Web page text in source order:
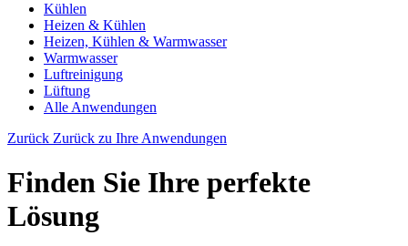
Kühlen
Heizen & Kühlen
Heizen, Kühlen & Warmwasser
Warmwasser
Luftreinigung
Lüftung
Alle Anwendungen
Zurück Zurück zu Ihre Anwendungen
Finden Sie Ihre perfekte
Lösung